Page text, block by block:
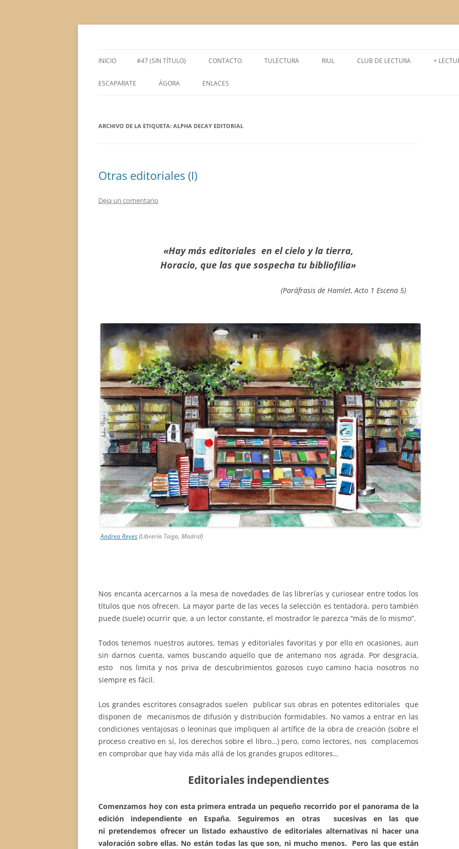
Saltar
INICIO #47 (SIN TÍTULO) CONTACTO TULECTURA RIUL CLUB DE LECTURA
CURSO 2015-2016
CURSO 2013-2014
+
ESCAPARATE ÁGORA
ÁGORA LITERARIA
ENLACES
ARCHIVO DE LA ETIQUETA: ALPHA DECAY EDITORIAL
Otras editoriales (I)
Deja un comentario
«Hay más editoriales en el cielo y la tierra,
Horacio, que las que sospecha tu bibliofilia»
(Paráfrasis de Hamlet, Acto 1 Escena 5)
Andrea Reyes(Librería Taiga, Madrid)
Nos encanta acercarnos a la mesa de novedades de las librerías y curiosear entre todos los
títulos que nos ofrecen. La mayor parte de las veces la selección es tentadora, pero también
puede (suele) ocurrir que, a un lector constante, el mostrador le parezca “más de lo mismo”.
Todos tenemos nuestros autores, temas y editoriales favoritas y por ello en ocasiones, aun
sin darnos cuenta, vamos buscando aquello que de antemano nos agrada. Por desgracia,
esto nos limita y nos priva de descubrimientos gozosos cuyo camino hacia nosotros no
siempre es fácil.
Los grandes escritores consagrados suelen publicar sus obras en potentes editoriales que
disponen de mecanismos de difusión y distribución formidables. No vamos a entrar en las
condiciones ventajosas o leoninas que impliquen al artífice de la obra de creación (sobre el
proceso creativo en sí, los derechos sobre el libro…) pero, como lectores, nos complacemos
en comprobar que hay vida más allá de los grandes grupos editores…
Editoriales independientes
Comenzamos hoy con esta primera entrada un pequeño recorrido por el panorama de la
edición independiente en España. Seguiremos en otras sucesivas en las que
ni pretendemos ofrecer un listado exhaustivo de editoriales alternativas ni hacer una
valoración sobre ellas. No están todas las que son, ni mucho menos. Pero las que están